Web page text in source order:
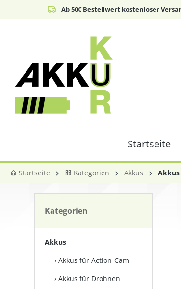
Zur Hauptnavigation springen
Ab 50€ Bestellwert kostenloser
Startseite
Startseite Kategorien Akkus Akkus
Akkus
Akkus für Action-Cam
Akkus für Drohnen